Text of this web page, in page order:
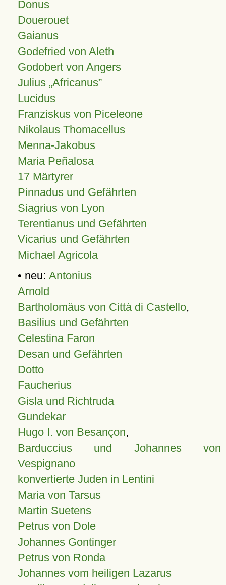
Donus
Douerouet
Gaianus
Godefried von Aleth
Godobert von Angers
Julius Africanus
Lucidus
Franziskus von Piceleone
Nikolaus Thomacellus
Menna-Jakobus
Maria Peñalosa
17 Märtyrer
Pinnadus und Gefährten
Siagrius von Lyon
Terentianus und Gefährten
Vicarius und Gefährten
Michael Agricola
• neu: Antonius
Arnold
Bartholomäus von Città di Castello,
Basilius und Gefährten
Celestina Faron
Desan und Gefährten
Dotto
Faucherius
Gisla und Richtruda
Gundekar
Hugo I. von Besançon,
Barduccius und Johannes von
Vespignano
konvertierte Juden in Lentini
Maria von Tarsus
Martin Suetens
Petrus von Dole
Johannes Gontinger
Petrus von Ronda
Johannes vom heiligen Lazarus